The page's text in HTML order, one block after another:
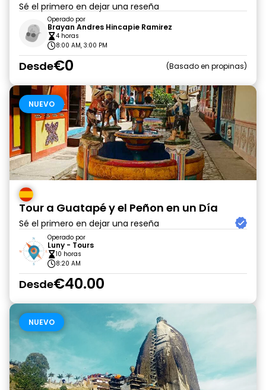
Sé el primero en dejar una reseña
Operado por
Brayan Andres Hincapie Ramirez
4 horas
8:00 AM, 3:00 PM
Desde€0 Basado en propinas
NUEVO
Tour a Guatapé y el Peñon en un Día
Sé el primero en dejar una reseña
Operado por
Luny - Tours
10 horas
8:20 AM
Desde€40.00
NUEVO